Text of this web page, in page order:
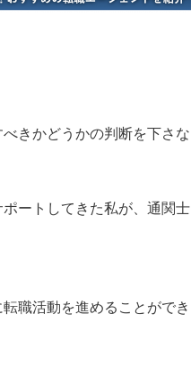
きかどうかの判断を下さな
ートしてきた私が、通関士
職活動を進めることができ